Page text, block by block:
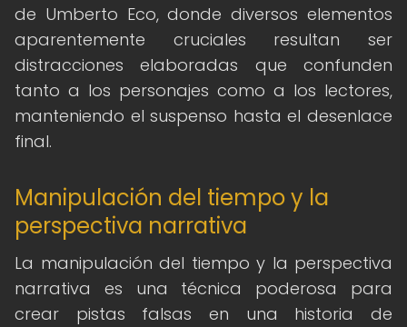
de Umberto Eco, donde diversos elementos
aparentemente cruciales resultan ser
distracciones elaboradas que confunden
tanto a los personajes como a los lectores,
manteniendo el suspenso hasta el desenlace
final.
Manipulación del tiempo y la
perspectiva narrativa
La manipulación del tiempo y la perspectiva
narrativa es una técnica poderosa para
crear pistas falsas en una historia de